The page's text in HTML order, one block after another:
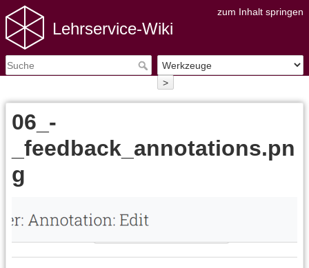
zum Inhalt springen
Lehrservice-Wiki
>
06_-
_feedback_annotations.pn
g